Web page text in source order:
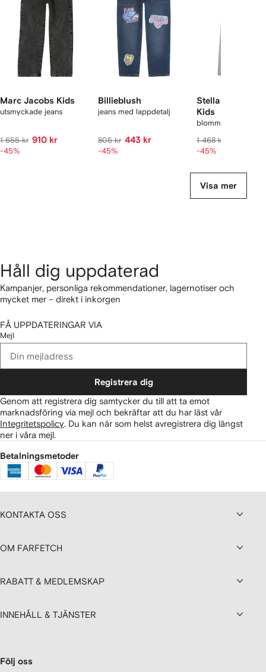
Marc Jacobs Kids
utsmyckade jeans
1 655 kr 910 kr
-45%
Billieblush
jeans med lappdetalj
805 kr 443 kr
-45%
Stella
Kids
blommiga jeans
1 468 kr
-45%
Visa mer
Håll dig uppdaterad
Kampanjer, personliga rekommendationer, lagernotiser och
mycket mer – direkt i inkorgen
FÅ UPPDATERINGAR VIA
Mejl
Registrera dig
Genom att registrera dig samtycker du till att ta emot
marknadsföring via mejl och bekräftar att du har läst vår
Integritetspolicy. Du kan när som helst avregistrera dig längst
ner i våra mejl.
Betalningsmetoder
KONTAKTA OSS
OM FARFETCH
RABATT & MEDLEMSKAP
INNEHÅLL & TJÄNSTER
Följ oss